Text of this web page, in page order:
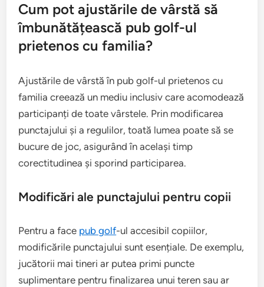
Cum pot ajustările de vârstă să
îmbunătățească pub golf-ul
prietenos cu familia?
Ajustările de vârstă în pub golf-ul prietenos cu
familia creează un mediu inclusiv care acomodează
participanți de toate vârstele. Prin modificarea
punctajului și a regulilor, toată lumea poate să se
bucure de joc, asigurând în același timp
corectitudinea și sporind participarea.
Modificări ale punctajului pentru copii
Pentru a face pub golf-ul accesibil copiilor,
modificările punctajului sunt esențiale. De exemplu,
jucătorii mai tineri ar putea primi puncte
suplimentare pentru finalizarea unui teren sau ar